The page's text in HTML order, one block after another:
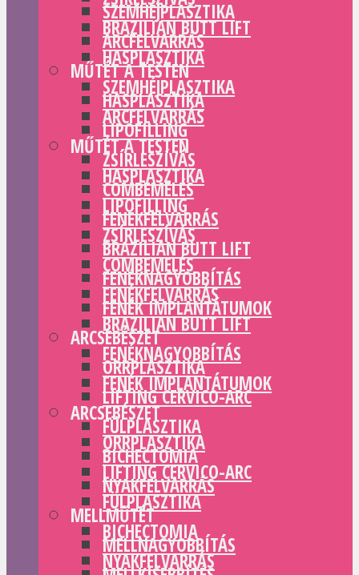
SZEMHÉJPLASZTIKA
ARCFELVARRÁS
MŰTÉT A TESTEN
HASPLASZTIKA
LIPOFILLING
ZSÍRLESZÍVÁS
COMBEMELÉS
FENÉKFELVARRÁS
BRAZILIAN BUTT LIFT
FENÉKNAGYOBBÍTÁS
FENÉK IMPLANTÁTUMOK
ARCSEBÉSZET
ORRPLASZTIKA
LIFTING CERVICO-ARC
FÜLPLASZTIKA
BICHECTOMIA
NYAKFELVARRÁS
MELLMŰTÉT
MELLNAGYOBBÍTÁS
BRAZILIAN BUTT LIFT
HASPLASZTIKA
SZEMHÉJPLASZTIKA
ARCFELVARRÁS
MŰTÉT A TESTEN
HASPLASZTIKA
LIPOFILLING
ZSÍRLESZÍVÁS
COMBEMELÉS
FENÉKFELVARRÁS
BRAZILIAN BUTT LIFT
FENÉKNAGYOBBÍTÁS
FENÉK IMPLANTÁTUMOK
ARCSEBÉSZET
ORRPLASZTIKA
LIFTING CERVICO-ARC
FÜLPLASZTIKA
BICHECTOMIA
NYAKFELVARRÁS